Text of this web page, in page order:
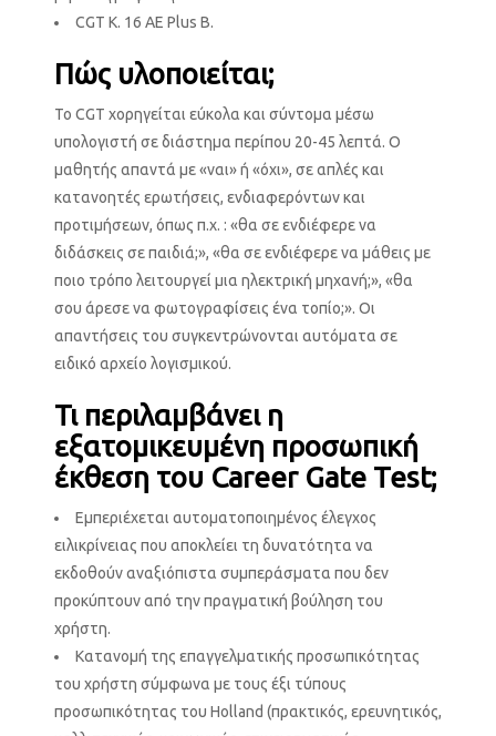
CGT K. 16 AE Plus B.
Πώς υλοποιείται;
Το CGT χορηγείται εύκολα και σύντομα μέσω
υπολογιστή σε διάστημα περίπου 20-45 λεπτά. Ο
μαθητής απαντά με «ναι» ή «όχι», σε απλές και
κατανοητές ερωτήσεις, ενδιαφερόντων και
προτιμήσεων, όπως π.χ. : «θα σε ενδιέφερε να
διδάσκεις σε παιδιά;», «θα σε ενδιέφερε να μάθεις με
ποιο τρόπο λειτουργεί μια ηλεκτρική μηχανή;», «θα
σου άρεσε να φωτογραφίσεις ένα τοπίο;». Οι
απαντήσεις του συγκεντρώνονται αυτόματα σε
ειδικό αρχείο λογισμικού.
Τι περιλαμβάνει η
εξατομικευμένη προσωπική
έκθεση του Career Gate Test;
Εμπεριέχεται αυτοματοποιημένος έλεγχος
ειλικρίνειας που αποκλείει τη δυνατότητα να
εκδοθούν αναξιόπιστα συμπεράσματα που δεν
προκύπτουν από την πραγματική βούληση του
χρήστη.
Κατανομή της επαγγελματικής προσωπικότητας
του χρήστη σύμφωνα με τους έξι τύπους
προσωπικότητας του Holland (πρακτικός, ερευνητικός,